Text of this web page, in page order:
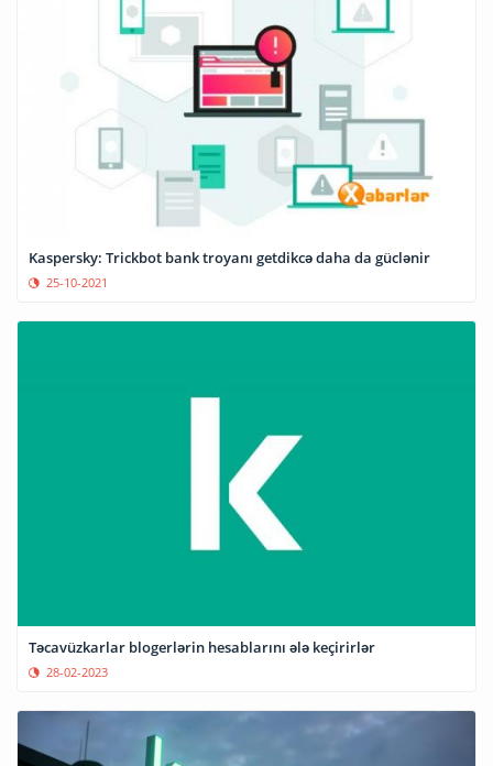
Kaspersky: Trickbot bank troyanı getdikcə daha da güclənir
25-10-2021
Təcavüzkarlar blogerlərin hesablarını ələ keçirirlər
28-02-2023